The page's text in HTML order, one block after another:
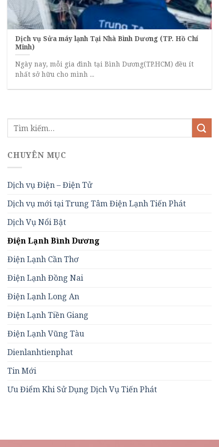
Dịch vụ Sửa máy lạnh Tại Nhà Bình Dương (TP. Hồ Chí
Minh)
Ngày nay, mỗi gia đình tại Bình Dương(TP.HCM) đều ít
nhất sở hữu cho mình ...
CHUYÊN MỤC
Dịch vụ Điện – Điện Tử
Dịch vụ mới tại Trung Tâm Điện Lạnh Tiến Phát
Dịch Vụ Nổi Bật
Điện Lạnh Bình Dương
Điện Lạnh Cần Thơ
Điện Lạnh Đồng Nai
Điện Lạnh Long An
Điện Lạnh Tiền Giang
Điện Lạnh Vũng Tàu
Dienlanhtienphat
Tin Mới
Ưu Điểm Khi Sử Dụng Dịch Vụ Tiến Phát